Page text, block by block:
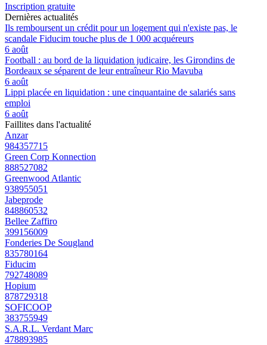
Inscription gratuite
Dernières actualités
Ils remboursent un crédit pour un logement qui n'existe pas, le
scandale Fiducim touche plus de 1 000 acquéreurs
6 août
Football : au bord de la liquidation judicaire, les Girondins de
Bordeaux se séparent de leur entraîneur Rio Mavuba
6 août
Lippi placée en liquidation : une cinquantaine de salariés sans
emploi
6 août
Faillites dans l'actualité
Anzar
984357715
Green Corp Konnection
888527082
Greenwood Atlantic
938955051
Jabeprode
848860532
Bellee Zaffiro
399156009
Fonderies De Sougland
835780164
Fiducim
792748089
Hopium
878729318
SOFICOOP
383755949
S.A.R.L. Verdant Marc
478893985